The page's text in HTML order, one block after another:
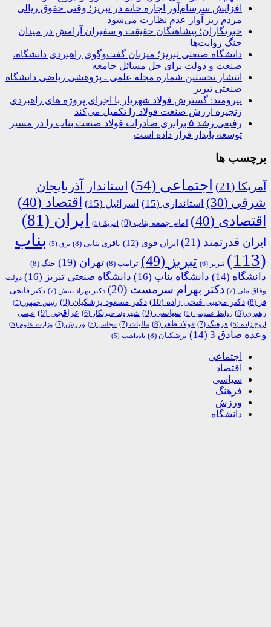
افزایش سرسام‌آور اجاره خانه در تبریز؛ وقتی حقوق ریالی
مردم زیر آوار عدم نظارت می‌شود
خبرنگاران؛ پیشاهنگان حقیقت و سفیران آرامش در میدان
جنگ روایت‌ها
دانشگاه صنعتی تبریز؛ میزبان گفت‌وگوی راهبردی دانشگاه،
صنعت و دولت برای حل مسائل جامعه
انتشار نخستین شماره مجله علمی ـ پژوهشی ریاضی دانشگاه
صنعتی تبریز
نیرومند: گسترش فولاد شهریار با اجرای پروژه های راهبردی
زنجیره ارزش صنعت فولاد را تکمیل می‌کند
رفیعی رشد ۵ برابری صادرات فولاد صنعت بناب را در مسیر
توسعه پایدار قرار داده است
برچسب ها
آمریکا (21) اجتماعی (54)
استاندار آذربایجان
شرقی (30) استانداری (15) اسرائیل (15) اقتصاد (40)
اقتصادی (40) امام جمعه بناب (9) امریکا (5) ایران (81)
ایران قدرتمند (21) ایران قوی (12) باقری بنابی (8) برق (5)
بناب
(113)
تبریر (6) تبریز (49) ترامپ (8) تهران (19) جنگ (8)
دانشگاه (14) دانشگاه بناب (16) دانشگاه صنعتی تبریز (16)
دولت
وفاق ملی (7) دکتر بهرام سرمست (20) دکتر بهزاد بینش (7)
دکتر فاتحی
فر (8) دکتر مجتبی فتحی زاده (10) دکتر مسعود پزشکیان (9) رئیس جمهور (5)
رهبری (8) روابط عمومی (5) سیاسی (9) شهروند خبرنگار (6) عراقچی (9)
عیسی
اروج زاده (5) فرهنگ (7) فولاد ظفر (8) مالیات (7) مجلس (5) ورزش (7) وزارت علوم (5)
وعده صادق 3 (14) پزشکیان (8) یادداشت (5)
اجتماعی
اقتصاد
سیاسی
فرهنگ
ورزش
دانشگاه